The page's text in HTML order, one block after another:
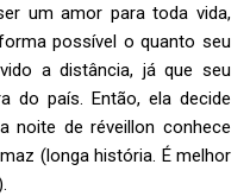
um amor para toda vida,
possível o quanto seu
a distância, já que seu
do país. Então, ela decide
noite de réveillon conhece
(longa história. É melhor